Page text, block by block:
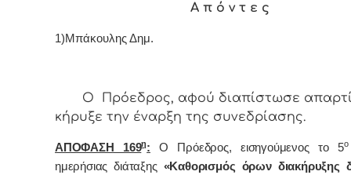
Α π ό ν τ ε ς
1)Μπάκουλης Δημ.
Ο Πρόεδρος, αφού διαπίστωσε
κήρυξε την έναρξη της συνεδρίασης.
ΑΠΟΦΑΣΗ 169η: Ο Πρόεδρος, εισηγούμενος τo 5ο
ημερήσιας διάταξης «Καθορισμός όρων διακήρυξης